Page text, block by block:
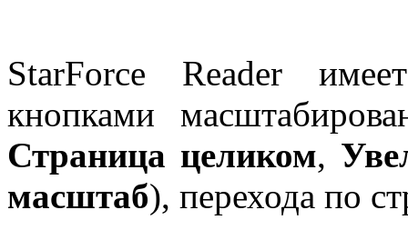
StarForce Reader
кнопками
Страница целиком,
масштаб), перехода по